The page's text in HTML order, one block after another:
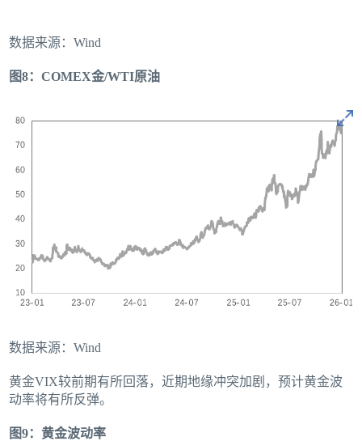
数据来源：Wind
图8：COMEX金/WTI原油
数据来源：Wind
黄金VIX较前期有所回落，近期地缘冲突加剧，预计黄金波
动率将有所反弹。
图9：黄金波动率